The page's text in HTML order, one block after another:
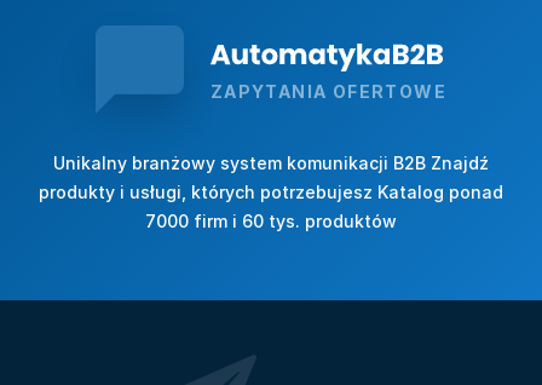
ZAPYTANIA OFERTOWE
Unikalny branżowy system komunikacji B2B Znajdź
produkty i usługi, których potrzebujesz Katalog ponad
7000 firm i 60 tys. produktów